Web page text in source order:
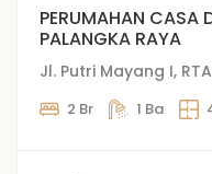
PERUMAHAN CASA
PALANGKA RAYA
2 Br 1 Ba